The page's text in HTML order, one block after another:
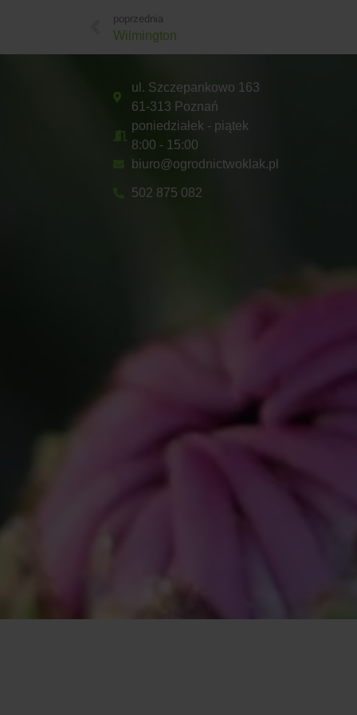
poprzednia
Wilmington
ul. Szczepankowo 163
61-313 Poznań
poniedziałek - piątek
8:00 - 15:00
biuro@ogrodnictwoklak.pl
502 875 082